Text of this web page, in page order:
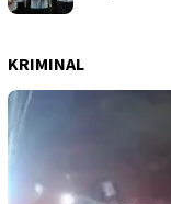
KRIMINAL